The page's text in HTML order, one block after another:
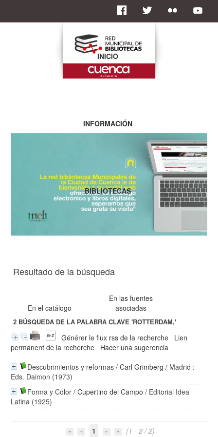
Resultado de la búsqueda
En el catálogo
En las fuentes
asociadas
2 BÚSQUEDA DE LA PALABRA CLAVE'ROTTERDAM,'
Générer le flux rss de la recherche
Lien
permanent de la recherche
Hacer una sugerencia
Descubrimientos y reformas /Carl Grimberg / Madrid :
Eds. Daimon (1973)
Forma y Color /Cupertino del Campo / Editorial Idea
Latina (1925)
1 (1 - 2 / 2)
INICIO
INFORMACIÓN
BIBLIOTECAS